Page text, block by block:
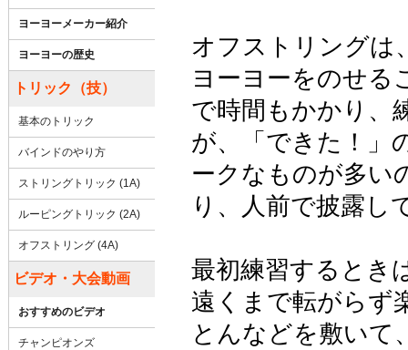
ヨーヨーメーカー紹介
ヨーヨーの歴史
トリック（技）
基本のトリック
バインドのやり方
ストリングトリック (1A)
ルーピングトリック (2A)
オフストリング (4A)
ビデオ・大会動画
おすすめのビデオ
チャンピオンズ
オフストリングは
ヨーヨーをのせる
で時間もかかり、
が、「できた！」
ークなものが多い
り、人前で披露し
最初練習するとき
遠くまで転がらず
とんなどを敷いて